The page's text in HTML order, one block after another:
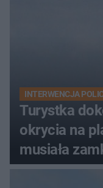
INTERWENCJA
Turystka
okrycia na
musiała